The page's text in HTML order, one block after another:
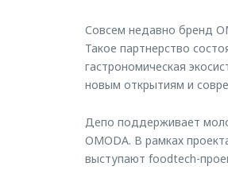
Совсем недавно бренд
Такое партнерство
гастрономическая
новым открытиям и
Депо поддерживает
OMODA. В рамках
выступают foodtech-